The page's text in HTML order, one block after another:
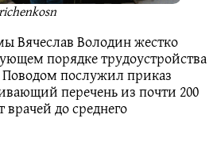
Вячеслав Володин жестко
порядке трудоустройства
Поводом послужил приказ
перечень из почти 200
до среднего